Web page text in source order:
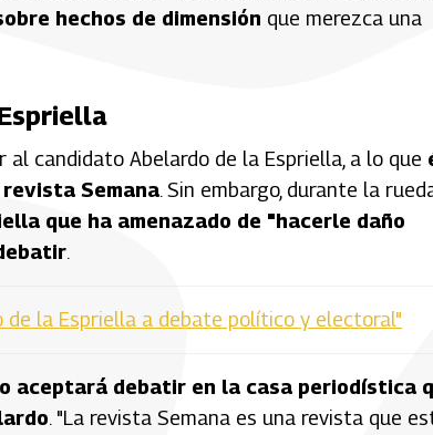
hechos de dimensión que merezca una
candidato Abelardo de la Espriella, a lo que
Semana. Sin embargo, durante la
que ha amenazado de "hacerle daño
.
de la Espriella a debate político y electoral"
aceptará debatir en la casa periodística
. "La revista Semana es una revista que